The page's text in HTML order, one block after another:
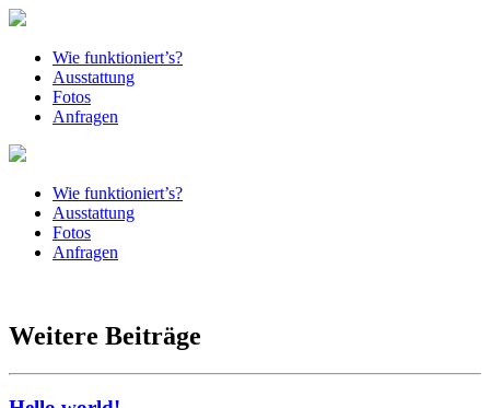
Wie funktioniert’s?
Ausstattung
Fotos
Anfragen
Wie funktioniert’s?
Ausstattung
Fotos
Anfragen
Weitere Beiträge